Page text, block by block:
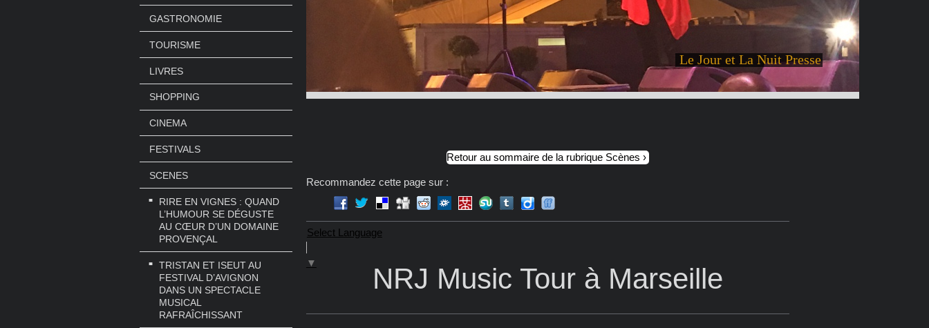
GASTRONOMIE
TOURISME
LIVRES
SHOPPING
CINEMA
FESTIVALS
SCENES
RIRE EN VIGNES : QUAND
L’HUMOUR SE DÉGUSTE
AU CŒUR D’UN DOMAINE
PROVENÇAL
TRISTAN ET ISEUT AU
FESTIVAL D’AVIGNON
DANS UN SPECTACLE
MUSICAL
RAFRAÎCHISSANT
Le Jour et La Nuit Presse
Retour au sommaire de la rubrique Scènes
Recommandez cette page sur :
Select Language
▼ NRJ Music Tour à Marseille